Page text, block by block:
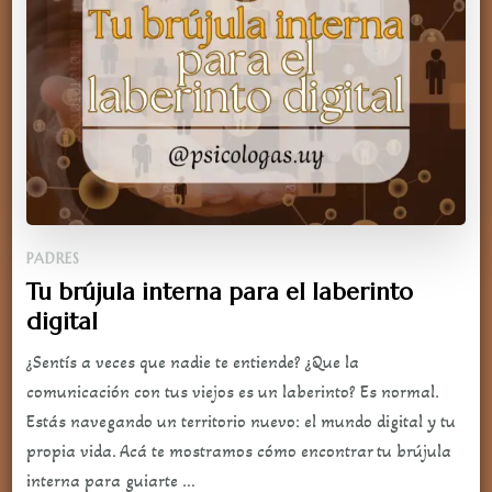
PADRES
Tu brújula interna para el laberinto
digital
¿Sentís a veces que nadie te entiende? ¿Que la
comunicación con tus viejos es un laberinto? Es normal.
Estás navegando un territorio nuevo: el mundo digital y tu
propia vida. Acá te mostramos cómo encontrar tu brújula
interna para guiarte …